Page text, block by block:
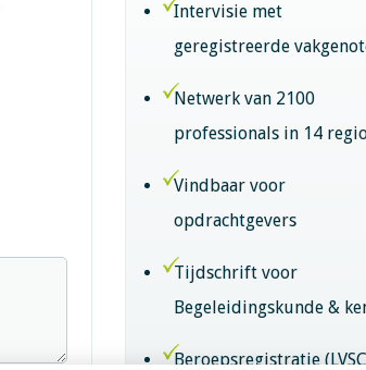
Intervisie met
geregistreerde
Netwerk van 2100
professionals in 14
Vindbaar voor
opdrachtgevers
Tijdschrift voor
Begeleidingskunde &
Beroepsregistratie (LVSC